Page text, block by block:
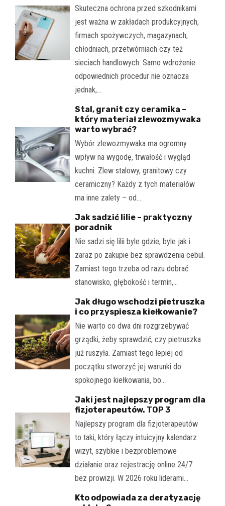
Skuteczna ochrona przed szkodnikami
jest ważna w zakładach produkcyjnych,
firmach spożywczych, magazynach,
chłodniach, przetwórniach czy też
sieciach handlowych. Samo wdrożenie
odpowiednich procedur nie oznacza
jednak,…
Stal, granit czy ceramika –
który materiał zlewozmywaka
warto wybrać?
Wybór zlewozmywaka ma ogromny
wpływ na wygodę, trwałość i wygląd
kuchni. Zlew stalowy, granitowy czy
ceramiczny? Każdy z tych materiałów
ma inne zalety – od…
Jak sadzić lilie – praktyczny
poradnik
Nie sadzi się lilii byle gdzie, byle jak i
zaraz po zakupie bez sprawdzenia cebul.
Zamiast tego trzeba od razu dobrać
stanowisko, głębokość i termin,…
Jak długo wschodzi pietruszka
i co przyspiesza kiełkowanie?
Nie warto co dwa dni rozgrzebywać
grządki, żeby sprawdzić, czy pietruszka
już ruszyła. Zamiast tego lepiej od
początku stworzyć jej warunki do
spokojnego kiełkowania, bo…
Jaki jest najlepszy program dla
fizjoterapeutów. TOP 3
Najlepszy program dla fizjoterapeutów
to taki, który łączy intuicyjny kalendarz
wizyt, szybkie i bezproblemowe
działanie oraz rejestrację online 24/7
bez prowizji. W 2026 roku liderami…
Kto odpowiada za deratyzację